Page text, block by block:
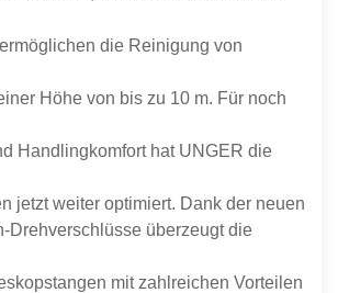
die Reinigung von
Höhe von bis zu 10 m. Für noch
Handlingkomfort hat UNGER die
jetzt weiter optimiert. Dank der neuen
Drehverschlüsse überzeugt die
mit zahlreichen Vorteilen